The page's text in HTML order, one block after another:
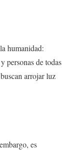
humanidad:
personas de todas
arrojar luz
es